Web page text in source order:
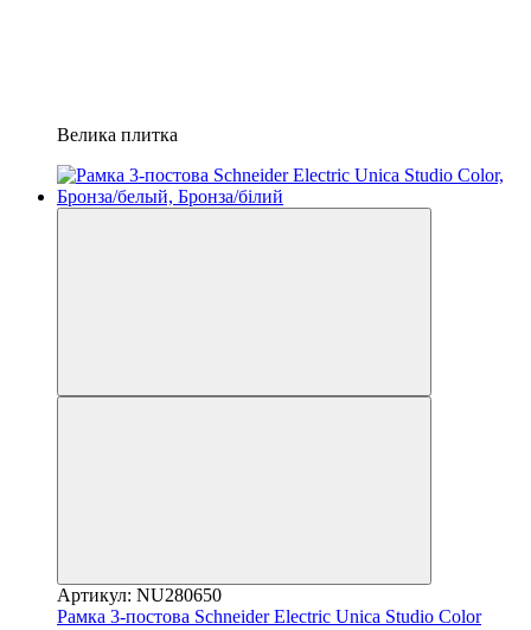
Велика плитка
Артикул: NU280650
Рамка 3-постова Schneider Electric Unica Studio Color